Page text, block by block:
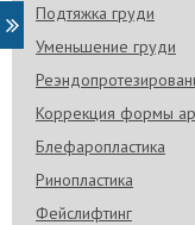
Подтяжка груди
Уменьшение груди
Коррекция формы
Блефаропластика
Ринопластика
Фейслифтинг